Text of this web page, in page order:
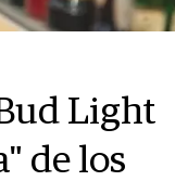
Light
de los